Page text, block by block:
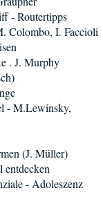
- Routertipps
Colombo, I. Faccioli
. J. Murphy
- M.Lewinsky,
(J. Müller)
entdecken
- Adoleszenz